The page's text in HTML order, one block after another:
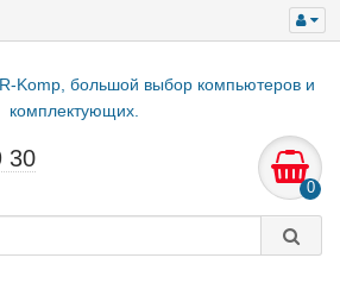
30
0